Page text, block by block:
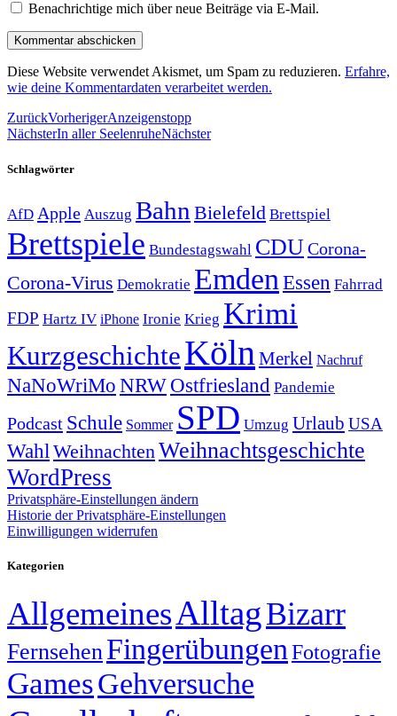
Benachrichtige mich über neue Beiträge via E-Mail.
Diese Website verwendet Akismet, um Spam zu reduzieren. Erfahre,
wie deine Kommentardaten verarbeitet werden.
ZurückVorherigerAnzeigenstopp
NächsterIn aller SeelenruheNächster
Schlagwörter
AfD Apple Auszug Bahn Bielefeld Brettspiel
Brettspiele Bundestagswahl CDUCorona-
Corona-Virus Demokratie Emden Essen Fahrrad
FDP Hartz IV iPhone Ironie Krieg Krimi
KurzgeschichteKöln Merkel Nachruf
NaNoWriMo NRWOstfriesland Pandemie
Podcast Schule Sommer SPD Umzug Urlaub USA
Wahl Weihnachten Weihnachtsgeschichte
WordPress
Privatsphäre-Einstellungen ändern
Historie der Privatsphäre-Einstellungen
Einwilligungen widerrufen
Kategorien
AllgemeinesAlltagBizarr
FernsehenFingerübungen Fotografie
GamesGehversuche